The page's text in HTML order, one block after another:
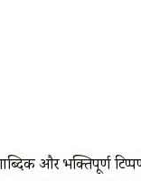
और भक्तिपूर्ण